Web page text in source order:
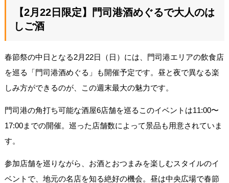
【2月22日限定】門司港酒めぐるで大人のは
しご酒
春節祭の中日となる2月22日（日）には、門司港エリアの飲食店
を巡る「門司港酒めぐる」も開催予定です。昼と夜で異なる楽
しみ方ができるのが、この週末最大の魅力です。
門司港の角打ち可能な酒屋6店舗を巡るこのイベントは11:00〜
17:00までの開催。巡った店舗数によって景品も用意されていま
す。
参加店舗を巡りながら、お酒とおつまみを楽しむスタイルのイ
ベントで、地元の名店を知る絶好の機会。昼は中央広場で春節